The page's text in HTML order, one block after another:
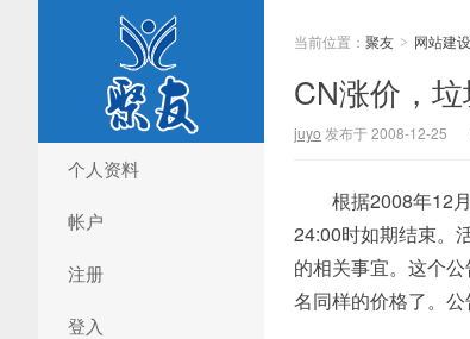
个人资料
帐户
注册
登入
当前位置： 聚友 > 网站建
CN涨价，
juyo 发布于 2008-12-25
根据2008年12月
24:00时如期结束。
的相关事宜。这个
名同样的价格了。公